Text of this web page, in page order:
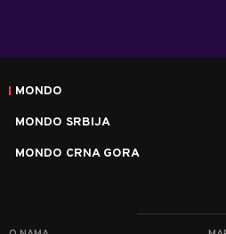
MONDO
MONDO SRBIJA
MONDO CRNA GORA